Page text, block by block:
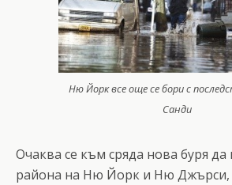
Ню Йорк все още се бори с
Санди
Очаква се към сряда нова буря да
района на Ню Йорк и Ню Джърси,